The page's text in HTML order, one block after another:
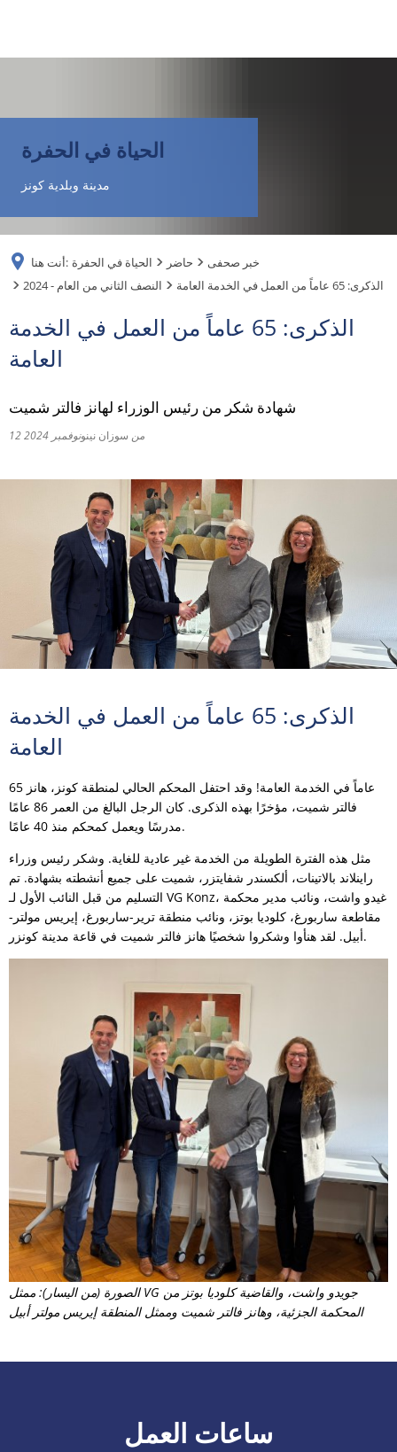
FR
TR
الحياة في الحفرة
مدينة وبلدية كونز
أنت هنا: الحياة في الحفرة حاضر
خبر صحفى
2024 - النصف الثاني من العام
الذكرى: 65 عاماً من العمل في الخدمة العامة
الذكرى: 65 عاماً من العمل في الخدمة
العامة
شهادة شكر من رئيس الوزراء لهانز فالتر شميت
12 نوفمبر 2024 من سوزان نينو
الذكرى: 65 عاماً من العمل في الخدمة
العامة
65 عاماً في الخدمة العامة! وقد احتفل المحكم الحالي لمنطقة كونز، هانز
فالتر شميت، مؤخرًا بهذه الذكرى. كان الرجل البالغ من العمر 86 عامًا
مدرسًا ويعمل كمحكم منذ 40 عامًا.
مثل هذه الفترة الطويلة من الخدمة غير عادية للغاية. وشكر رئيس وزراء
راينلاند بالاتينات، ألكسندر شفايتزر، شميت على جميع أنشطته بشهادة. تم
التسليم من قبل النائب الأول لـ VG Konz، غيدو واشت، ونائب مدير محكمة
مقاطعة ساربورغ، كلوديا بوتز، ونائب منطقة ترير-ساربورغ، إيريس مولتر-
أبيل. لقد هنأوا وشكروا شخصيًا هانز فالتر شميت في قاعة مدينة كونزر.
الصورة (من اليسار): ممثل VG جويدو واشت، والقاضية كلوديا بوتز من
المحكمة الجزئية، وهانز فالتر شميت وممثل المنطقة إيريس مولتر أبيل
ساعات العمل